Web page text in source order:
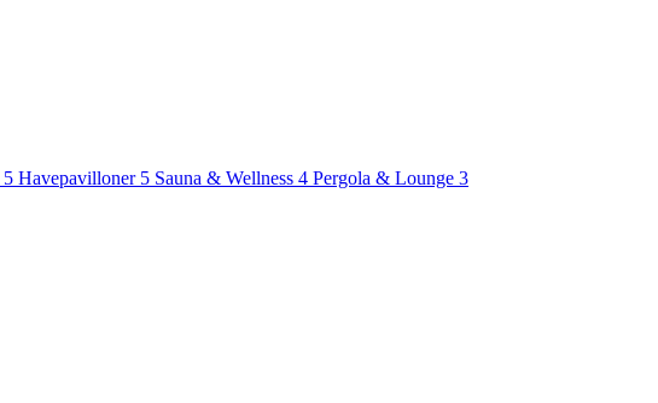
5 Havepavilloner 5 Sauna & Wellness 4 Pergola & Lounge 3